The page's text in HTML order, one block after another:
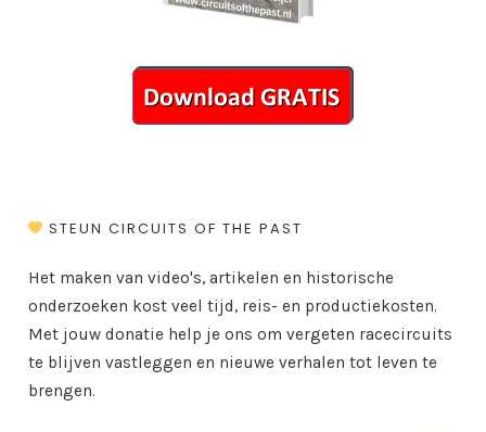
STEUN CIRCUITS OF THE PAST
Het maken van video's, artikelen en historische
onderzoeken kost veel tijd, reis- en productiekosten.
Met jouw donatie help je ons om vergeten racecircuits
te blijven vastleggen en nieuwe verhalen tot leven te
brengen.